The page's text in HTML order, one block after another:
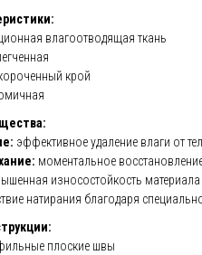
влагоотводящая ткань
крой
эффективное удаление влаги от
моментальное
износостойкость материала
натирания благодаря
плоские швы